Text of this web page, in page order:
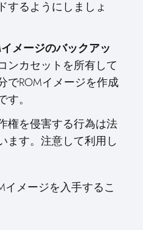
するようにしましょ
メージのバックアッ
ンカセットを所有して
でROMイメージを作成
。
権を侵害する行為は法
ます。注意して利用し
イメージを入手するこ